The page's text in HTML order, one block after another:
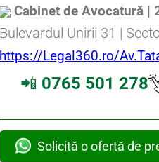
Cabinet de Avocatură |
Avocat Specializat în Drept Civil • Avocat Specializat în Dreptul Familiei • Avocat Specializat în Drept Penal • Avocat
Bulevardul Unirii 31 |
https://Legal360.ro/
📲 0765 501 278
Avocat Bucuresti sector 3 • Cabinet Avocat Bucuresti sector 3 • Avocati Bucuresti •
Solicită o ofertă de